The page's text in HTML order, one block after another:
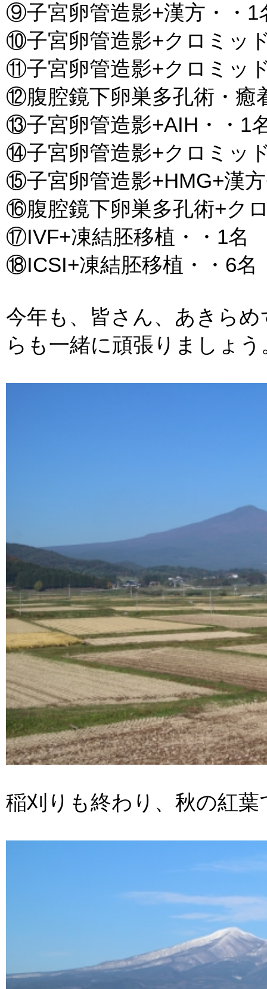
⑨子宮卵管造影+漢方・・1
⑩子宮卵管造影+クロミッ
⑪子宮卵管造影+クロミッ
⑫腹腔鏡下卵巣多孔術・癒
⑬子宮卵管造影+AIH・・1
⑭子宮卵管造影+クロミッ
⑮子宮卵管造影+HMG+漢
⑯腹腔鏡下卵巣多孔術+ク
⑰IVF+凍結胚移植・・1名
⑱ICSI+凍結胚移植・・6名
今年も、皆さん、あきら
らも一緒に頑張りましょう
稲刈りも終わり、秋の紅